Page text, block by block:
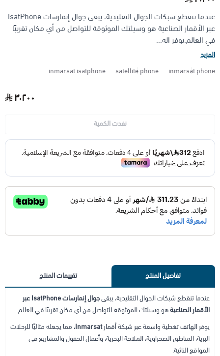
منتجات شركة فاس FAS
الأجهزة مضادة الانفجار (ATEX)
عندما تنقطع شبكات الجوال التقليدية، يبقى جوال إنمارسات IsatPhone
عبر الأقمار الصناعية هو وسيلتك الموثوقة للتواصل من أي مكان تقريبًا
في العالم.يوفر اله...
المزيد
inmarsat phone
satellite phone
inmarsat isatphone
٣٬٢٠٠
نفدت الكمية
تفاصيل المنتج تقييمات المنتج
عندما تنقطع شبكات الجوال التقليدية، يبقى
جوال إنمارسات IsatPhone عبر
الأقمار الصناعيةهو وسيلتك الموثوقة للتواصل من أي مكان تقريبًا في العالم.
يوفر الهاتف تغطية واسعة عبر شبكة أقمارInmarsat، مما يجعله مثاليًا للرحلات
البرية، المناطق الصحراوية، الملاحة البحرية، وأعمال الحقول والمشاريع في
المواقع النائية.